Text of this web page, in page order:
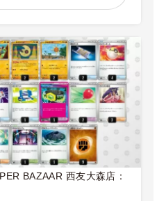
BAZAAR 西友大森店：